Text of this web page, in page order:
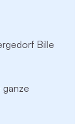
Bille
ganze